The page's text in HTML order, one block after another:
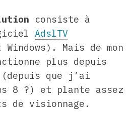
consiste à
AdslTV
Windows). Mais de mon
plus depuis
que j’ai
8 ?) et plante assez
de visionnage.